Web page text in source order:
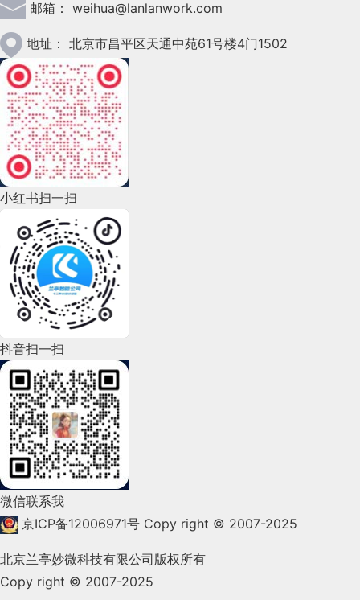
2023年2月(90)
2023年1月(78)
2022年12月(45)
2022年11月(69)
2022年10月(51)
2022年9月(135)
2022年8月(60)
2022年7月(111)
2022年6月(162)
2022年5月(143)
2022年4月(86)
2022年3月(119)
2022年2月(53)
2022年1月(99)
2021年12月(105)
2021年9月(153)
邮箱： weihua@lanlanwork.com
地址： 北京市昌平区天通中苑61号楼4门1502
小红书扫一扫
抖音扫一扫
微信联系我
京ICP备12006971号 Copy right © 2007-2025
北京兰亭妙微科技有限公司版权所有
Copy right © 2007-2025